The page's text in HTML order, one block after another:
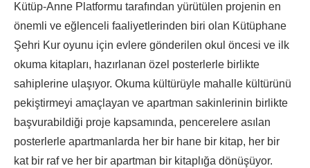
Kütüp-Anne Platformu tarafından yürütülen projenin en
önemli ve eğlenceli faaliyetlerinden biri olan Kütüphane
Şehri Kur oyunu için evlere gönderilen okul öncesi ve ilk
okuma kitapları, hazırlanan özel posterlerle birlikte
sahiplerine ulaşıyor. Okuma kültürüyle mahalle kültürünü
pekiştirmeyi amaçlayan ve apartman sakinlerinin birlikte
başvurabildiği proje kapsamında, pencerelere asılan
posterlerle apartmanlarda her bir hane bir kitap, her bir
kat bir raf ve her bir apartman bir kitaplığa dönüşüyor.